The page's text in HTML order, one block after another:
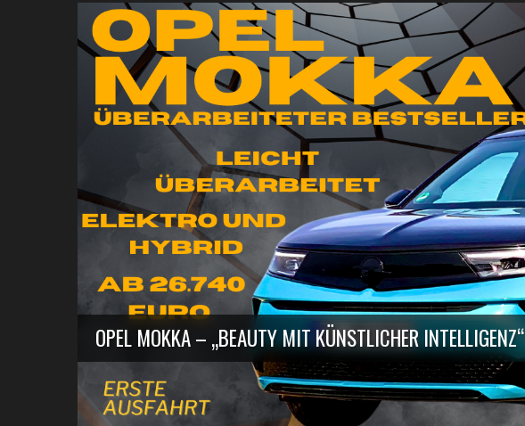
OPEL MOKKA – „BEAUTY MIT KÜNSTLICHER INTELLIGENZ“